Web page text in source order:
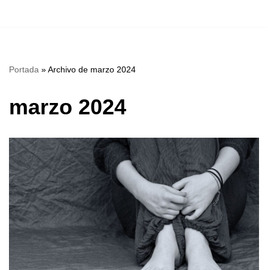
Portada »Archivo de marzo 2024
marzo 2024